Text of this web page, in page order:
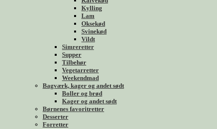
Kylling
Lam
Oksekød
Svinekød
Vildt
Simreretter
Supper
Tilbehør
Vegetarretter
Weekendmad
Bagværk, kager og andet sødt
Boller og brød
Kager og andet sødt
Børnenes favoritretter
Desserter
Forretter